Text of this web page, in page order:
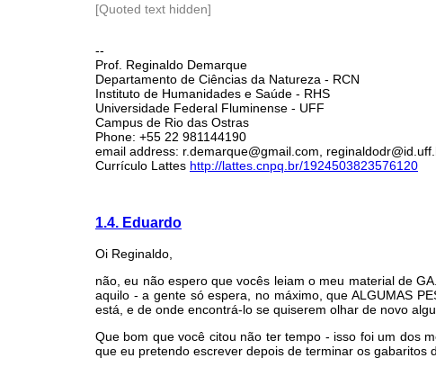
[Quoted text hidden]
--
Prof. Reginaldo Demarque
Departamento de Ciências da Natureza - RCN
Instituto de Humanidades e Saúde - RHS
Universidade Federal Fluminense - UFF
Campus de Rio das Ostras
Phone: +55 22 981144190
email address: r.demarque@gmail.com,
Currículo Lattes http://lattes.cnpq.br/1924503823576120
1.4. Eduardo
Oi Reginaldo,
não, eu não espero que vocês leiam o meu material de
aquilo - a gente só espera, no máximo, que ALGUMAS
está, e de onde encontrá-lo se quiserem olhar de novo
Que bom que você citou não ter tempo - isso foi um dos
que eu pretendo escrever depois de terminar os gabaritos